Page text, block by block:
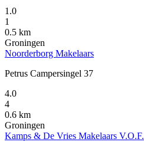
1.0
1
0.5 km
Groningen
Noorderborg Makelaars
Petrus Campersingel 37
4.0
4
0.6 km
Groningen
Kamps & De Vries Makelaars V.O.F.